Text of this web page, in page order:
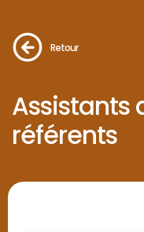
Retour
Assistants
référents